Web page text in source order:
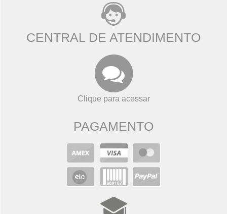
CENTRAL DE ATENDIMENTO
Clique para acessar
PAGAMENTO